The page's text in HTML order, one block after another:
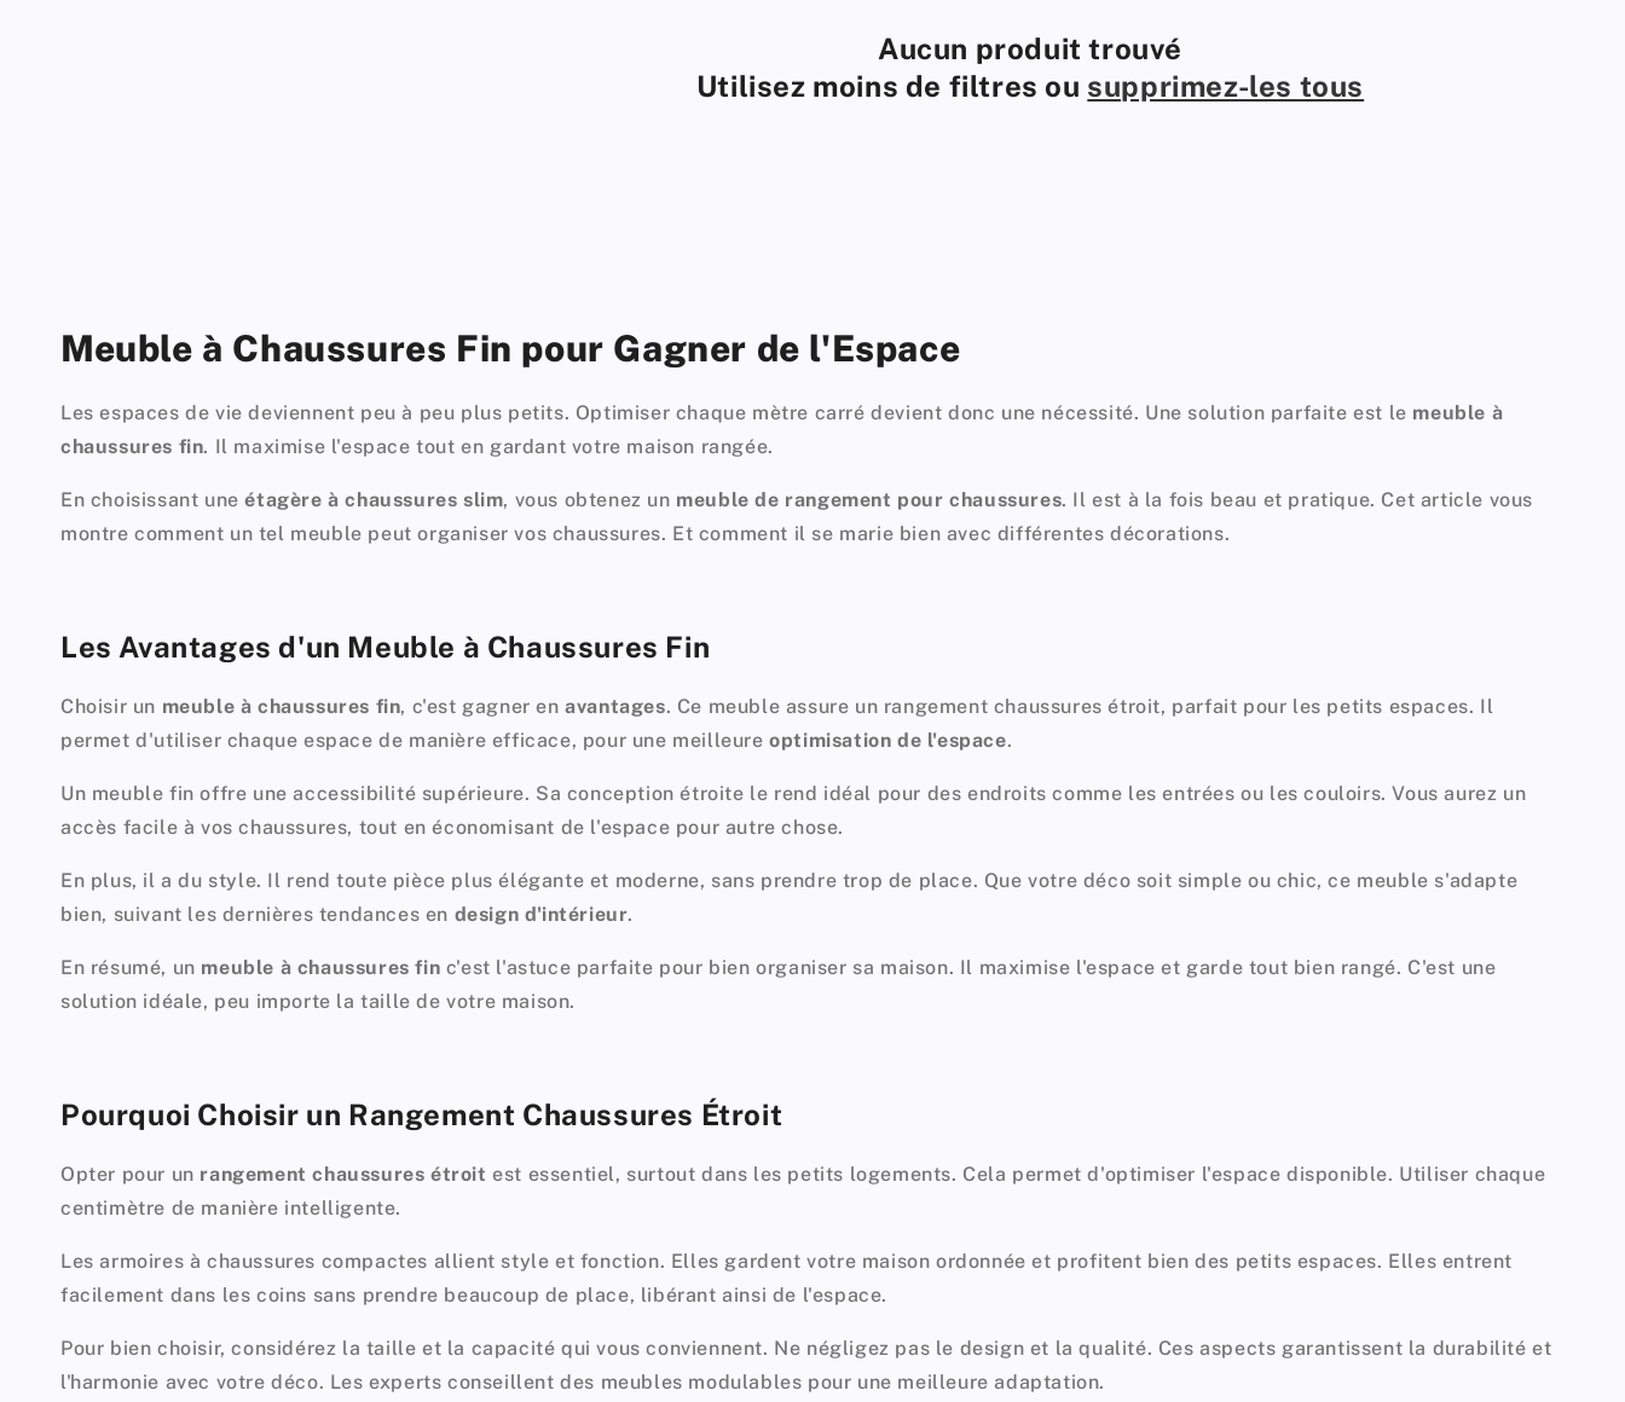
Aucun produit trouvé
Utilisez moins de filtres ou supprimez-les tous
Meuble à Chaussures Fin pour Gagner de l'Espace
Les espaces de vie deviennent peu à peu plus petits. Optimiser chaque mètre carré devient donc une nécessité. Une solution parfaite est le meuble à
chaussures fin. Il maximise l'espace tout en gardant votre maison rangée.
En choisissant uneétagère à chaussures slim, vous obtenez un meuble de rangement pour chaussures. Il est à la fois beau et pratique. Cet article vous
montre comment un tel meuble peut organiser vos chaussures. Et comment il se marie bien avec différentes décorations.
Les Avantages d'un Meuble à Chaussures Fin
Choisir un meuble à chaussures fin, c'est gagner enavantages. Ce meuble assure un rangement chaussures étroit, parfait pour les petits espaces. Il
permet d'utiliser chaque espace de manière efficace, pour une meilleureoptimisation de l'espace.
Un meuble fin offre une accessibilité supérieure. Sa conception étroite le rend idéal pour des endroits comme les entrées ou les couloirs. Vous aurez un
accès facile à vos chaussures, tout en économisant de l'espace pour autre chose.
En plus, il a du style. Il rend toute pièce plus élégante et moderne, sans prendre trop de place. Que votre déco soit simple ou chic, ce meuble s'adapte
bien, suivant les dernières tendances en design d'intérieur.
En résumé, un meuble à chaussures fin c'est l'astuce parfaite pour bien organiser sa maison. Il maximise l'espace et garde tout bien rangé. C'est une
solution idéale, peu importe la taille de votre maison.
Pourquoi Choisir un Rangement Chaussures Étroit
Opter pour un rangement chaussures étroit est essentiel, surtout dans les petits logements. Cela permet d'optimiser l'espace disponible. Utiliser chaque
centimètre de manière intelligente.
Les armoires à chaussures compactes allient style et fonction. Elles gardent votre maison ordonnée et profitent bien des petits espaces. Elles entrent
facilement dans les coins sans prendre beaucoup de place, libérant ainsi de l'espace.
Pour bien choisir, considérez la taille et la capacité qui vous conviennent. Ne négligez pas le design et la qualité. Ces aspects garantissent la durabilité et
l'harmonie avec votre déco. Les experts conseillent des meubles modulables pour une meilleure adaptation.